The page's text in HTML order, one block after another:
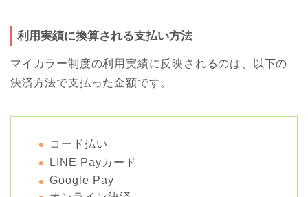
利用実績に換算される支払い方法
マイカラー制度の利用実績に反映されるのは、以下の
決済方法で支払った金額です。
コード払い
LINE Payカード
Google Pay